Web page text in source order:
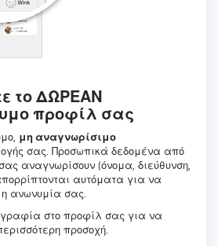
το ΔΩΡΕΑΝ
προφίλ σας
μη αναγνωρίσιμο
σας. Προσωπικά δεδομένα από
αναγνωρίσουν (όνομα, διεύθυνση,
αυτόματα για να
ανωνυμία σας.
στο προφίλ σας για να
προσοχή.